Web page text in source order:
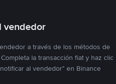
vendedor
a través de los métodos de
la transacción fiat y haz clic
al vendedor" en Binance